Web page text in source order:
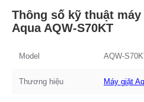
Thông số kỹ thuật
Aqua AQW-S70KT
Model AQW-
Thương hiệu Máy giặt